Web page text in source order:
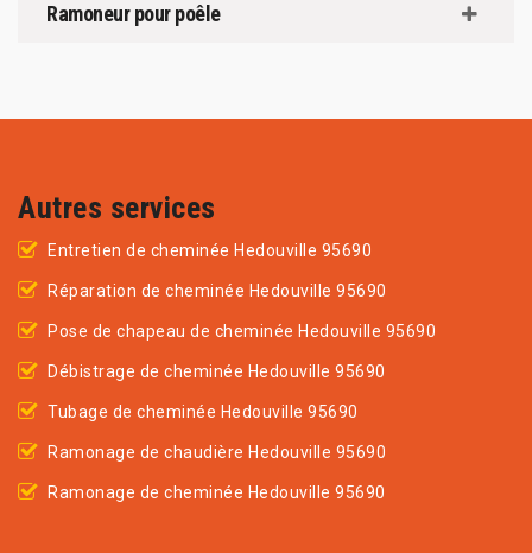
Ramoneur pour poêle
Autres services
Entretien de cheminée Hedouville 95690
Réparation de cheminée Hedouville 95690
Pose de chapeau de cheminée Hedouville 95690
Débistrage de cheminée Hedouville 95690
Tubage de cheminée Hedouville 95690
Ramonage de chaudière Hedouville 95690
Ramonage de cheminée Hedouville 95690